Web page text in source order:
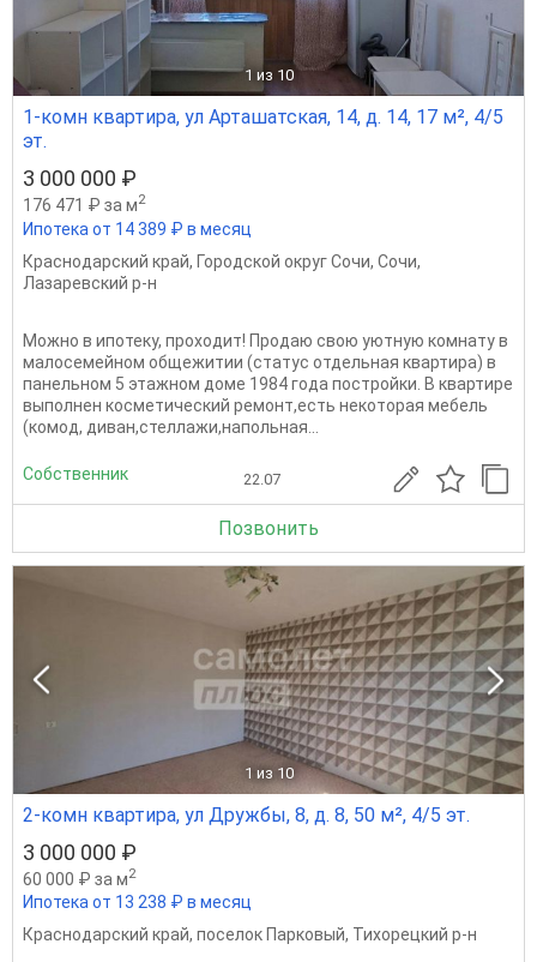
1 из 10
1-комн квартира, ул Арташатская, 14, д. 14, 17 м², 4/5
эт.
3 000 000 ₽
176 471 ₽ за м2
Ипотека от 14 389 ₽ в месяц
Краснодарский край, Городской округ Сочи, Сочи,
Лазаревский р-н
Можно в ипотеку, проходит! Продаю свою уютную комнату в
малосемейном общежитии (статус отдельная квартира) в
панельном 5 этажном доме 1984 года постройки. В квартире
выполнен косметический ремонт,есть некоторая мебель
(комод, диван,стеллажи,напольная...
Собственник 22.07
Позвонить
1 из 10
2-комн квартира, ул Дружбы, 8, д. 8, 50 м², 4/5 эт.
3 000 000 ₽
60 000 ₽ за м2
Ипотека от 13 238 ₽ в месяц
Краснодарский край, поселок Парковый, Тихорецкий р-н